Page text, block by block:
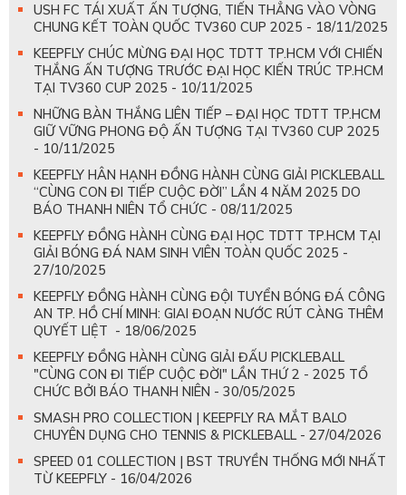
USH FC TÁI XUẤT ẤN TƯỢNG, TIẾN THẲNG VÀO VÒNG
CHUNG KẾT TOÀN QUỐC TV360 CUP 2025 - 18/11/2025
KEEPFLY CHÚC MỪNG ĐẠI HỌC TDTT TP.HCM VỚI CHIẾN
THẮNG ẤN TƯỢNG TRƯỚC ĐẠI HỌC KIẾN TRÚC TP.HCM
TẠI TV360 CUP 2025 - 10/11/2025
NHỮNG BÀN THẮNG LIÊN TIẾP – ĐẠI HỌC TDTT TP.HCM
GIỮ VỮNG PHONG ĐỘ ẤN TƯỢNG TẠI TV360 CUP 2025
- 10/11/2025
KEEPFLY HÂN HẠNH ĐỒNG HÀNH CÙNG GIẢI PICKLEBALL
“CÙNG CON ĐI TIẾP CUỘC ĐỜI” LẦN 4 NĂM 2025 DO
BÁO THANH NIÊN TỔ CHỨC - 08/11/2025
KEEPFLY ĐỒNG HÀNH CÙNG ĐẠI HỌC TDTT TP.HCM TẠI
GIẢI BÓNG ĐÁ NAM SINH VIÊN TOÀN QUỐC 2025 -
27/10/2025
KEEPFLY ĐỒNG HÀNH CÙNG ĐỘI TUYỂN BÓNG ĐÁ CÔNG
AN TP. HỒ CHÍ MINH: GIAI ĐOẠN NƯỚC RÚT CÀNG THÊM
QUYẾT LIỆT - 18/06/2025
KEEPFLY ĐỒNG HÀNH CÙNG GIẢI ĐẤU PICKLEBALL
"CÙNG CON ĐI TIẾP CUỘC ĐỜI" LẦN THỨ 2 - 2025 TỔ
CHỨC BỞI BÁO THANH NIÊN - 30/05/2025
SMASH PRO COLLECTION | KEEPFLY RA MẮT BALO
CHUYÊN DỤNG CHO TENNIS & PICKLEBALL - 27/04/2026
SPEED 01 COLLECTION | BST TRUYỀN THỐNG MỚI NHẤT
TỪ KEEPFLY - 16/04/2026